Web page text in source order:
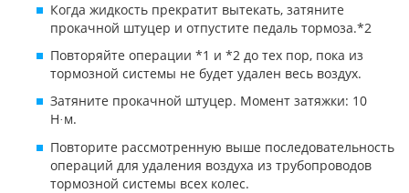
Когда жидкость прекратит вытекать, затяните
прокачной штуцер и отпустите педаль тормоза.*2
Повторяйте операции *1 и *2 до тех пор, пока из
тормозной системы не будет удален весь воздух.
Затяните прокачной штуцер. Момент затяжки: 10
Н· м.
Повторите рассмотренную выше последовательность
операций для удаления воздуха из трубопроводов
тормозной системы всех колес.